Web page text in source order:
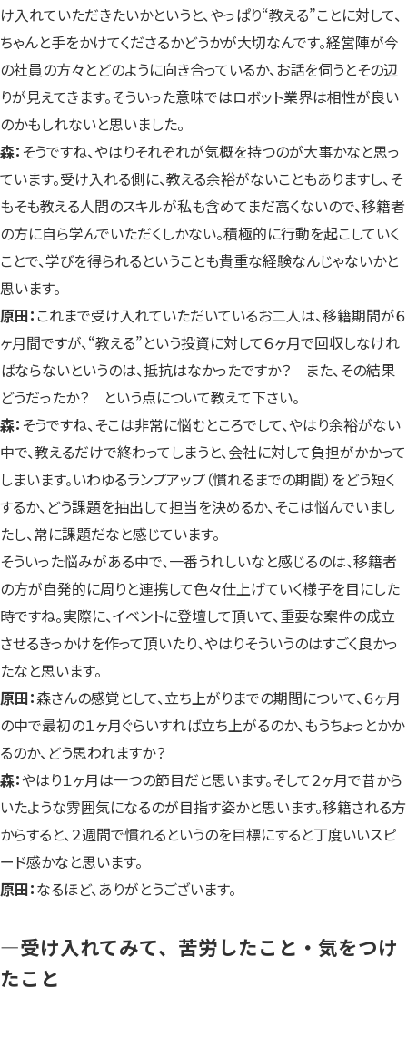
け入れていただきたいかというと、やっぱり“教える”ことに対して、
ちゃんと手をかけてくださるかどうかが大切なんです。経営陣が今
の社員の方々とどのように向き合っているか、お話を伺うとその辺
りが見えてきます。そういった意味ではロボット業界は相性が良い
のかもしれないと思いました。
森： そうですね、やはりそれぞれが気概を持つのが大事かなと思っ
ています。受け入れる側に、教える余裕がないこともありますし、そ
もそも教える人間のスキルが私も含めてまだ高くないので、移籍者
の方に自ら学んでいただくしかない。積極的に行動を起こしていく
ことで、学びを得られるということも貴重な経験なんじゃないかと
思います。
原田： これまで受け入れていただいているお二人は、移籍期間が６
ヶ月間ですが、“教える”という投資に対して６ヶ月で回収しなけれ
ばならないというのは、抵抗はなかったですか？ また、その結果
どうだったか？ という点について教えて下さい。
森： そうですね、そこは非常に悩むところでして、やはり余裕がない
中で、教えるだけで終わってしまうと、会社に対して負担がかかって
しまいます。いわゆるランプアップ（慣れるまでの期間）をどう短く
するか、どう課題を抽出して担当を決めるか、そこは悩んでいまし
たし、常に課題だなと感じています。
そういった悩みがある中で、一番うれしいなと感じるのは、移籍者
の方が自発的に周りと連携して色々仕上げていく様子を目にした
時ですね。実際に、イベントに登壇して頂いて、重要な案件の成立
させるきっかけを作って頂いたり、やはりそういうのはすごく良かっ
たなと思います。
原田：森さんの感覚として、立ち上がりまでの期間について、６ヶ月
の中で最初の１ヶ月ぐらいすれば立ち上がるのか、もうちょっとかか
るのか、どう思われますか？
森：やはり１ヶ月は一つの節目だと思います。そして２ヶ月で昔から
いたような雰囲気になるのが目指す姿かと思います。移籍される方
からすると、２週間で慣れるというのを目標にすると丁度いいスピ
ード感かなと思います。
原田：なるほど、ありがとうございます。
―受け入れてみて、苦労したこと・気をつけ
たこと